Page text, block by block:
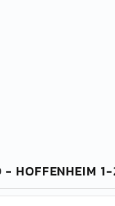
- HOFFENHEIM